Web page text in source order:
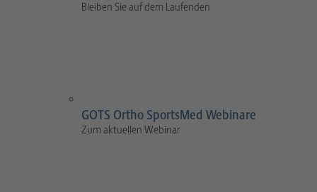
Bleiben Sie auf dem Laufenden
GOTS Ortho SportsMed Webinare
Zum aktuellen Webinar